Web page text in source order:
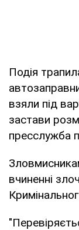
Подія
взяли під
застави
пресслужба
вчиненні